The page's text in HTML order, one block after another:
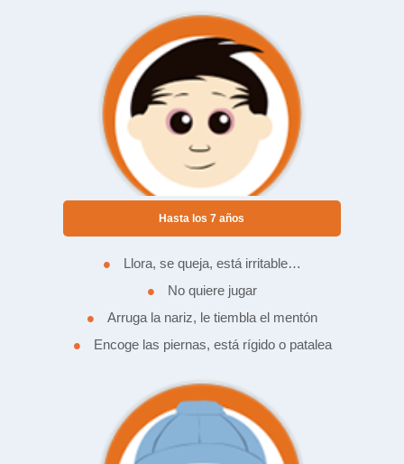
Hasta los 7 años
• Llora, se queja, está irritable…
• No quiere jugar
• Arruga la nariz, le tiembla el mentón
• Encoge las piernas, está rígido o patalea